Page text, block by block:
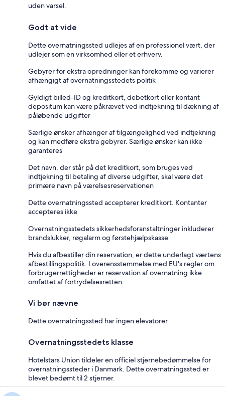
uden varsel.
Godt at vide
Dette overnatningssted udlejes af en professionel vært, der
udlejer som en virksomhed eller et erhverv.
Gebyrer for ekstra opredninger kan forekomme og varierer
afhængigt af overnatningsstedets politik
Gyldigt billed-ID og kreditkort, debetkort eller kontant
depositum kan være påkrævet ved indtjekning til dækning af
påløbende udgifter
Særlige ønsker afhænger af tilgængelighed ved indtjekning
og kan medføre ekstra gebyrer. Særlige ønsker kan ikke
garanteres
Det navn, der står på det kreditkort, som bruges ved
indtjekning til betaling af diverse udgifter, skal være det
primære navn på værelsesreservationen
Dette overnatningssted accepterer kreditkort. Kontanter
accepteres ikke
Overnatningsstedets sikkerhedsforanstaltninger inkluderer
brandslukker, røgalarm og førstehjælpskasse
Hvis du afbestiller din reservation, er dette underlagt værtens
afbestillingspolitik. I overensstemmelse med EU's regler om
forbrugerrettigheder er reservation af overnatning ikke
omfattet af fortrydelsesretten.
Vi bør nævne
Dette overnatningssted har ingen elevatorer
Overnatningsstedets klasse
Hotelstars Union tildeler en officiel stjernebedømmelse for
overnatningssteder i Danmark. Dette overnatningssted er
blevet bedømt til 2 stjerner.